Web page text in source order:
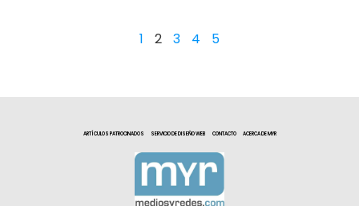
1 2 3 4 5
ARTÍCULOS PATROCINADOS SERVICIO DE DISEÑO WEB CONTACTO ACERCA DE MYR